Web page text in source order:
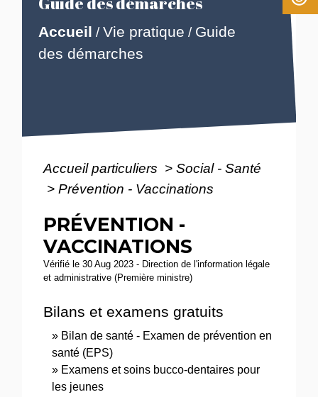
Accueil /Vie pratique / Guide
des démarches
Accueil particuliers > Social - Santé
> Prévention - Vaccinations
PRÉVENTION -
VACCINATIONS
Vérifié le 30 Aug 2023 - Direction de l'information légale
et administrative (Première ministre)
Bilans et examens gratuits
Bilan de santé - Examen de prévention en
santé (EPS)
Examens et soins bucco-dentaires pour
les jeunes